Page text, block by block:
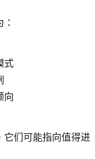
式
向
它们可能指向值得进